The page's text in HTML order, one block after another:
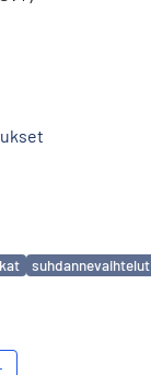
suhdannevaihtelut